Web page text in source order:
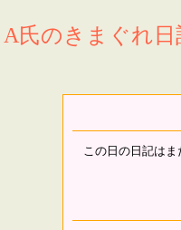
A氏のきまぐれ
この日の日記はま